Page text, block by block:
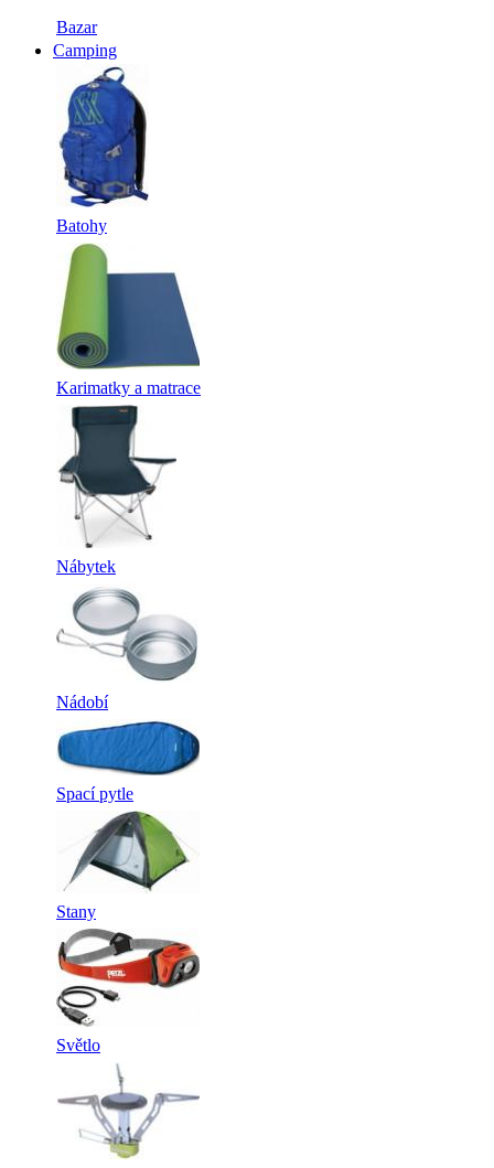
Bazar
Camping
Batohy
Karimatky a matrace
Nábytek
Nádobí
Spací pytle
Stany
Světlo